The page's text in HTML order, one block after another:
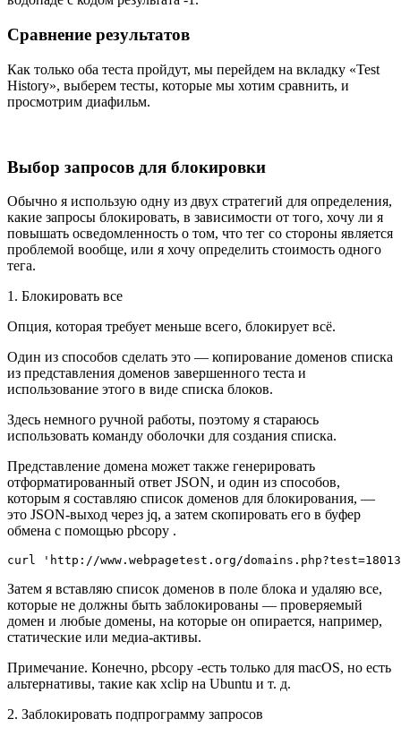
Сравнение результатов
Как только оба теста пройдут, мы перейдем на вкладку «Test
History», выберем тесты, которые мы хотим сравнить, и
просмотрим диафильм.
Выбор запросов для блокировки
Обычно я использую одну из двух стратегий для определения,
какие запросы блокировать, в зависимости от того, хочу ли я
повышать осведомленность о том, что тег со стороны является
проблемой вообще, или я хочу определить стоимость одного
тега.
1. Блокировать все
Опция, которая требует меньше всего, блокирует всё.
Один из способов сделать это — копирование доменов списка
из представления доменов завершенного теста и
использование этого в виде списка блоков.
Здесь немного ручной работы, поэтому я стараюсь
использовать команду оболочки для создания списка.
Представление домена может также генерировать
отформатированный ответ JSON, и один из способов,
которым я составляю список доменов для блокирования, —
это JSON-выход через jq, а затем скопировать его в буфер
обмена с помощью pbcopy .
Затем я вставляю список доменов в поле блока и удаляю все,
которые не должны быть заблокированы — проверяемый
домен и любые домены, на которые он опирается, например,
статические или медиа-активы.
Примечание. Конечно, pbcopy -есть только для macOS, но есть
альтернативы, такие как xclip на Ubuntu и т. д.
2. Заблокировать подпрограмму запросов